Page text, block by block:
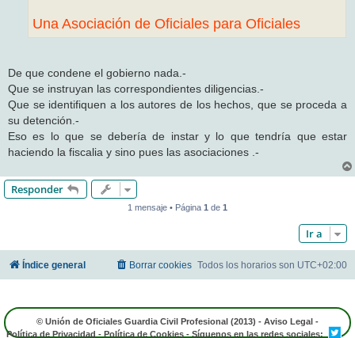
Una Asociación de Oficiales para Oficiales
De que condene el gobierno nada.-
Que se instruyan las correspondientes diligencias.-
Que se identifiquen a los autores de los hechos, que se proceda a
su detención.-
Eso es lo que se debería de instar y lo que tendría que estar
haciendo la fiscalia y sino pues las asociaciones .-
Responder
1 mensaje • Página 1 de 1
Ir a
Índice general Todos los horarios son UTC+02:00
Borrar cookies
© Unión de Oficiales Guardia Civil Profesional (2013) - Aviso Legal -
Política de Privacidad - Política de Cookies - Síguenos en las redes sociales: